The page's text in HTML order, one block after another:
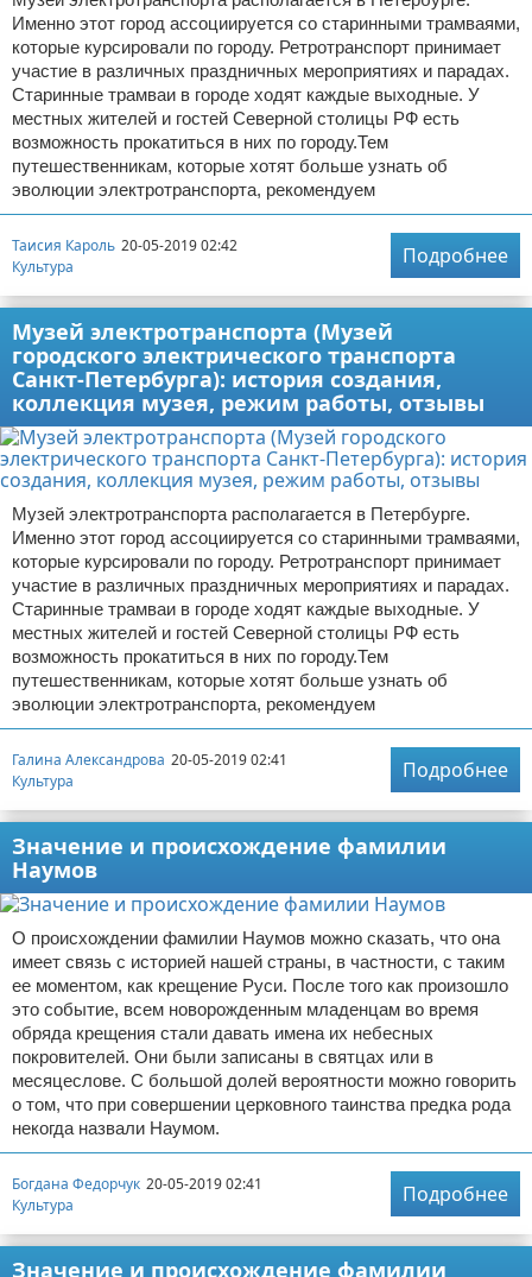
Именно этот город ассоциируется со старинными трамваями,
которые курсировали по городу. Ретротранспорт принимает
участие в различных праздничных мероприятиях и парадах.
Старинные трамваи в городе ходят каждые выходные. У
местных жителей и гостей Северной столицы РФ есть
возможность прокатиться в них по городу.Тем
путешественникам, которые хотят больше узнать об
эволюции электротранспорта, рекомендуем
Таисия Кароль 20-05-2019 02:42
Культура
Подробнее
Музей электротранспорта (Музей
городского электрического транспорта
Санкт-Петербурга): история создания,
коллекция музея, режим работы, отзывы
Музей электротранспорта располагается в Петербурге.
Именно этот город ассоциируется со старинными трамваями,
которые курсировали по городу. Ретротранспорт принимает
участие в различных праздничных мероприятиях и парадах.
Старинные трамваи в городе ходят каждые выходные. У
местных жителей и гостей Северной столицы РФ есть
возможность прокатиться в них по городу.Тем
путешественникам, которые хотят больше узнать об
эволюции электротранспорта, рекомендуем
Галина Александрова 20-05-2019 02:41
Культура
Подробнее
Значение и происхождение фамилии
Наумов
О происхождении фамилии Наумов можно сказать, что она
имеет связь с историей нашей страны, в частности, с таким
ее моментом, как крещение Руси. После того как произошло
это событие, всем новорожденным младенцам во время
обряда крещения стали давать имена их небесных
покровителей. Они были записаны в святцах или в
месяцеслове. С большой долей вероятности можно говорить
о том, что при совершении церковного таинства предка рода
некогда назвали Наумом.
Богдана Федорчук 20-05-2019 02:41
Культура
Подробнее
Значение и происхождение фамилии